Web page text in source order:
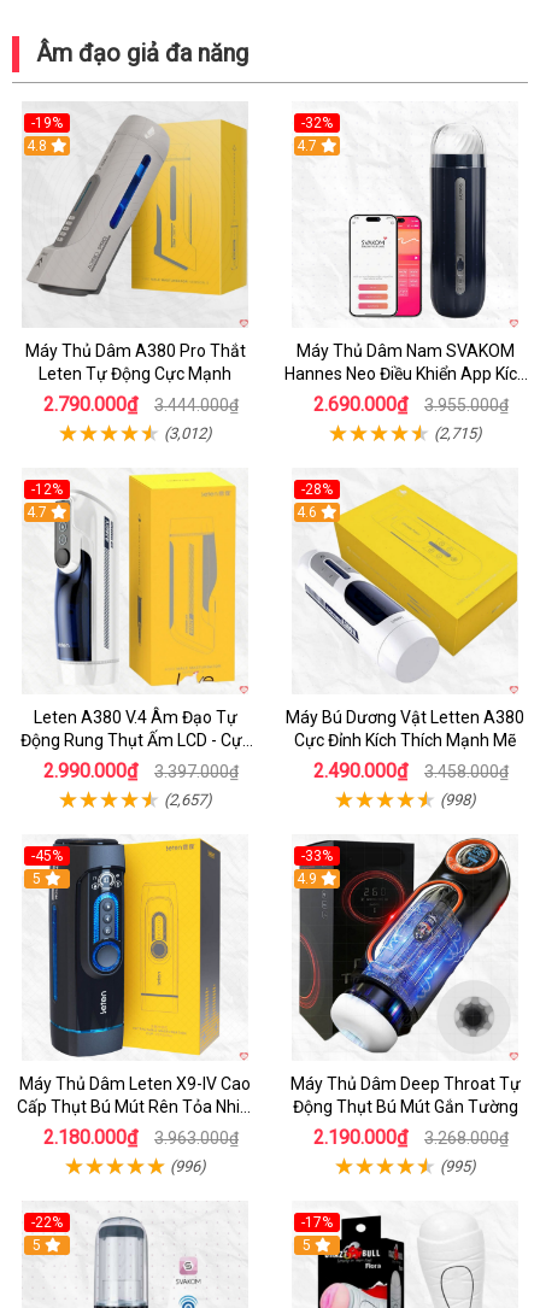
Âm đạo giả đa năng
-19%
Hot
4.8
Máy Thủ Dâm A380 Pro Thắt
Leten Tự Động Cực Mạnh
2.790.000₫ 3.444.000₫
(3,012)
-32%
Hot
4.7
Máy Thủ Dâm Nam SVAKOM
Hannes Neo Điều Khiển App Kích
Thích
2.690.000₫ 3.955.000₫
(2,715)
-12%
Hot
4.7
Leten A380 V.4 Âm Đạo Tự
Động Rung Thụt Ấm LCD - Cực
Phê
2.990.000₫ 3.397.000₫
(2,657)
-28%
Hot
4.6
Máy Bú Dương Vật Letten A380
Cực Đỉnh Kích Thích Mạnh Mẽ
2.490.000₫ 3.458.000₫
(998)
-45%
Hot
5
Máy Thủ Dâm Leten X9-IV Cao
Cấp Thụt Bú Mút Rên Tỏa Nhiệt
Sạc Pin
2.180.000₫ 3.963.000₫
(996)
-33%
Hot
4.9
Máy Thủ Dâm Deep Throat Tự
Động Thụt Bú Mút Gắn Tường
2.190.000₫ 3.268.000₫
(995)
-22%
5
-17%
5